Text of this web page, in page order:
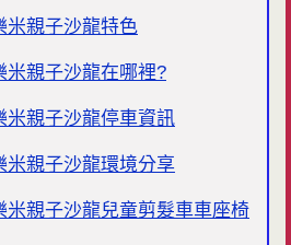
米親子沙龍特色
米親子沙龍在哪裡?
米親子沙龍停車資訊
米親子沙龍環境分享
米親子沙龍兒童剪髮車車座椅